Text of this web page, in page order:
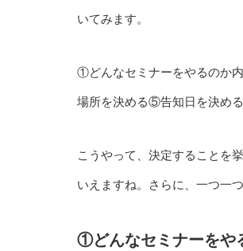
いてみます。
①どんなセミナーをやるのか
場所を決める⑤告知日を決める
こうやって、決定することを
いえますね。さらに、一つ一
①どんなセミナーをや